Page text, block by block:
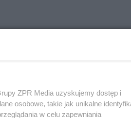
ZPR Media uzyskujemy dostęp i
osobowe, takie jak unikalne
w celu zapewniania